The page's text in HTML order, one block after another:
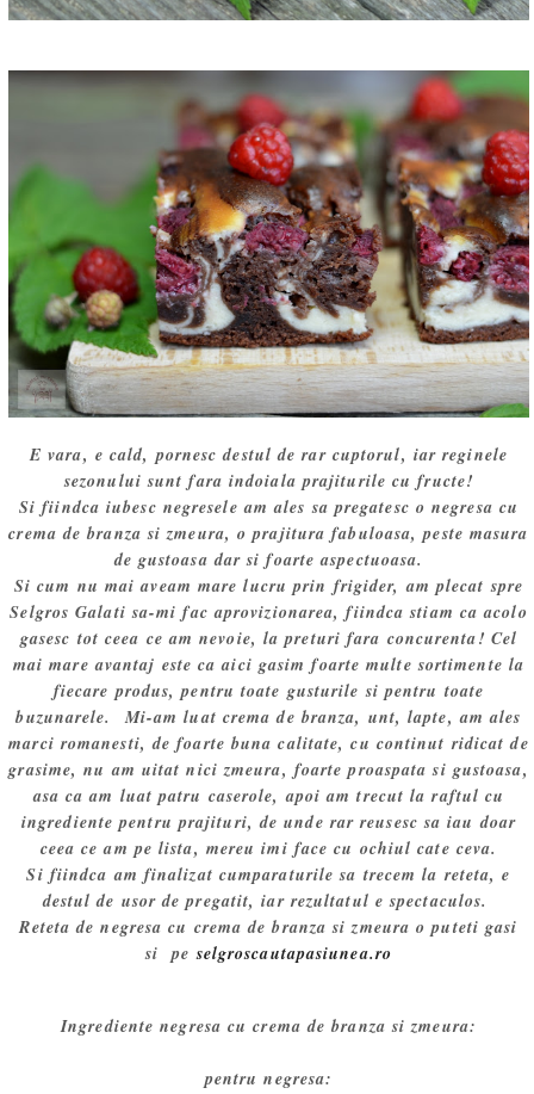
E vara, e cald, pornesc destul de rar cuptorul, iar reginele
sezonului sunt fara indoiala prajiturile cu fructe!
Si fiindca iubesc negresele am ales sa pregatesc o negresa cu
crema de branza si zmeura, o prajitura fabuloasa, peste masura
de gustoasa dar si foarte aspectuoasa.
Si cum nu mai aveam mare lucru prin frigider, am plecat spre
Selgros Galati sa-mi fac aprovizionarea, fiindca stiam ca acolo
gasesc tot ceea ce am nevoie, la preturi fara concurenta! Cel
mai mare avantaj este ca aici gasim foarte multe sortimente la
fiecare produs, pentru toate gusturile si pentru toate
buzunarele. Mi-am luat crema de branza, unt, lapte, am ales
marci romanesti, de foarte buna calitate, cu continut ridicat de
grasime, nu am uitat nici zmeura, foarte proaspata si gustoasa,
asa ca am luat patru caserole, apoi am trecut la raftul cu
ingrediente pentru prajituri, de unde rar reusesc sa iau doar
ceea ce am pe lista, mereu imi face cu ochiul cate ceva.
Si fiindca am finalizat cumparaturile sa trecem la reteta, e
destul de usor de pregatit, iar rezultatul e spectaculos.
Reteta de negresa cu crema de branza si zmeura o puteti gasi
si peselgroscautapasiunea.ro
Ingrediente negresa cu crema de branza si zmeura:
pentru negresa: